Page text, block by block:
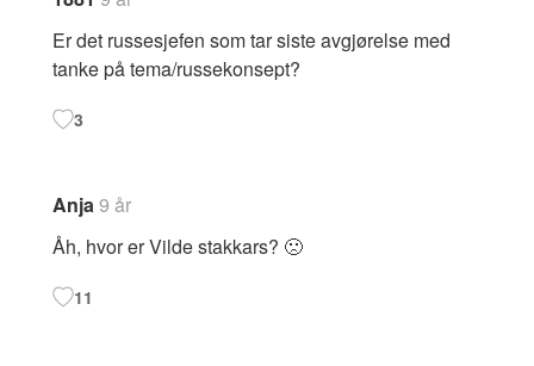
Er det russesjefen som tar siste avgjørelse med
tanke på tema/russekonsept?
3
Anja9 år
Åh, hvor er Vilde stakkars? 🙁
11